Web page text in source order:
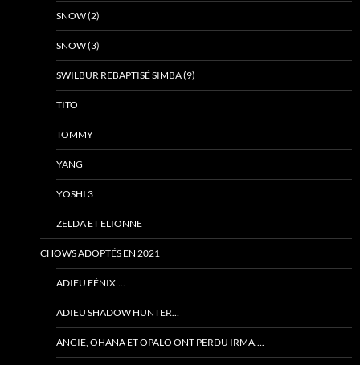
SNOW (2)
SNOW (3)
SWILBUR REBAPTISÉ SIMBA (9)
TITO
TOMMY
YANG
YOSHI 3
ZELDA ET ELIONNE
CHOWS ADOPTÉS EN 2021
ADIEU FÉNIX….
ADIEU SHADOW HUNTER…
ANGIE, OHANA ET OPALO ONT PERDU IRMA….